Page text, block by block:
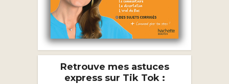
Retrouve mes astuces
express sur Tik Tok :